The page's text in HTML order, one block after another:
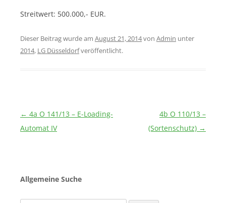
Streitwert: 500.000,- EUR.
Dieser Beitrag wurde am August 21, 2014von Admin unter
2014, LG Düsseldorfveröffentlicht.
Beitragsnavigation
← 4a O 141/13 – E-Loading-
Automat IV
4b O 110/13 –
(Sortenschutz) →
Allgemeine Suche